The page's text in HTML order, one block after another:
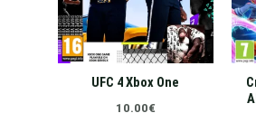
UFC 4 Xbox One
10.00€